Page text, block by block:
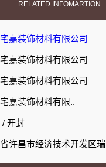
RELATED INFOMARTION
嘉装饰材料有限公司
嘉装饰材料有限公司
嘉装饰材料有限公司
嘉装饰材料有限..
/ 开封